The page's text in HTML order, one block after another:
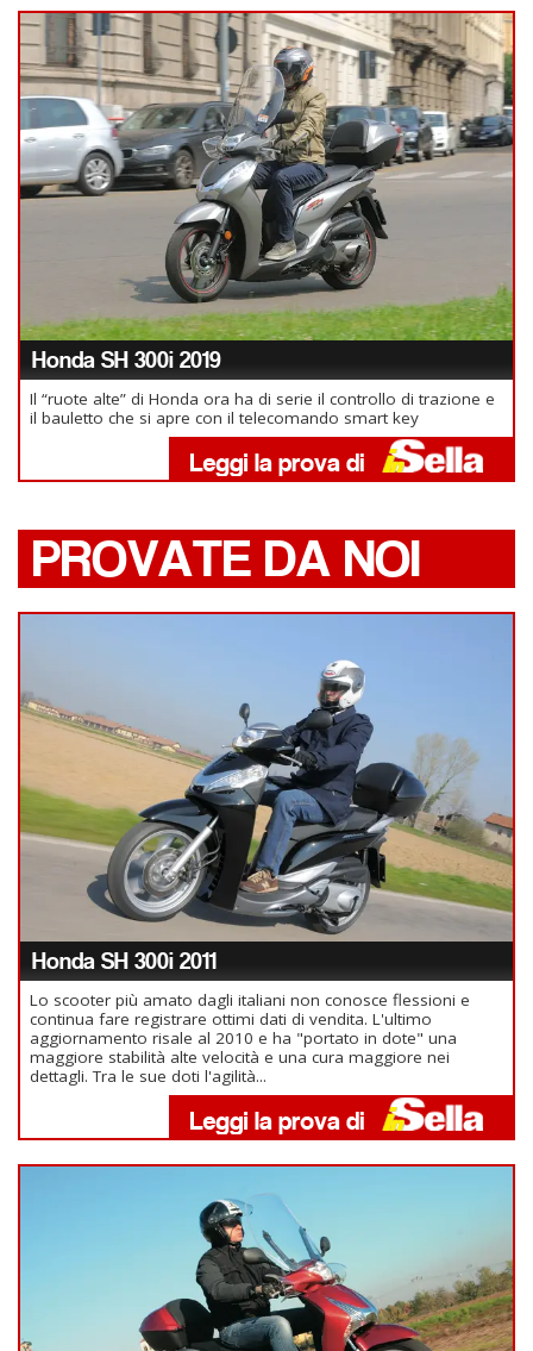
Honda SH 300i 2019
Il “ruote alte” di Honda ora ha di serie il controllo di trazione e
il bauletto che si apre con il telecomando smart key
PROVATE DA NOI
Honda SH 300i 2011
Lo scooter più amato dagli italiani non conosce flessioni e
continua fare registrare ottimi dati di vendita. L'ultimo
aggiornamento risale al 2010 e ha "portato in dote" una
maggiore stabilità alte velocità e una cura maggiore nei
dettagli. Tra le sue doti l'agilità...